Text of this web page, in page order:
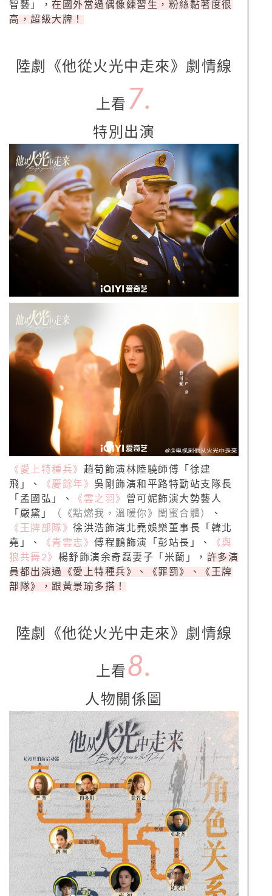
智藝」， 在國外當過偶像練習生，粉絲黏著度很
高，超級大牌！
陸劇《他從火光中走來》劇情線
上看 7.
特別出演
《愛上特種兵》 趙荀飾演林陸驍師傅「徐建
飛」、
《慶餘年》 吳剛飾演和平路特勤站支隊長
「孟國弘」、
《雲之羽》
曾可妮飾演大勢藝人
「嚴黛」
（《點燃我，溫暖你》閨蜜合體）
、
《王牌部隊》 徐洪浩飾演北堯娛樂董事長「韓北
堯」、
《青雲志》 傅程鵬飾演「彭站長」、
《與
狼共舞2》 楊舒飾演余奇磊妻子「米蘭」， 許多演
員都出演過《愛上特種兵》、《罪罰》、《王牌
部隊》，跟黃景瑜多搭！
陸劇《他從火光中走來》劇情線
上看 8.
人物關係圖